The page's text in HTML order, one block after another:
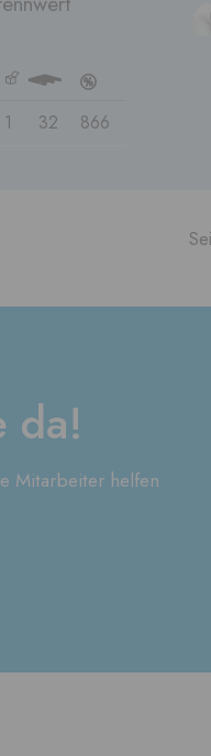
b 3 c
1 32 866
da!
Mitarbeiter helfen